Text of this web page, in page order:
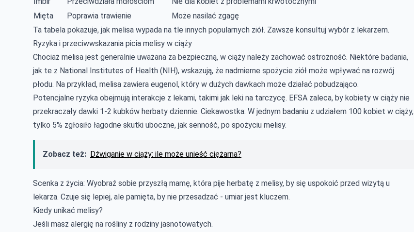
Mięta
Poprawia trawienie
Może nasilać zgagę
Ta tabela pokazuje, jak melisa wypada na tle innych popularnych ziół. Zawsze konsultuj wybór z lekarzem.
Ryzyka i przeciwwskazania picia melisy w ciąży
Chociaż melisa jest generalnie uważana za bezpieczną, w ciąży należy zachować ostrożność. Niektóre badania,
jak te z National Institutes of Health (NIH), wskazują, że nadmierne spożycie ziół może wpływać na rozwój
płodu. Na przykład, melisa zawiera eugenol, który w dużych dawkach może działać pobudzająco.
Potencjalne ryzyka obejmują interakcje z lekami, takimi jak leki na tarczycę. EFSA zaleca, by kobiety w ciąży nie
przekraczały dawki 1-2 kubków herbaty dziennie. Ciekawostka: W jednym badaniu z udziałem 100 kobiet w ciąży,
tylko 5% zgłosiło łagodne skutki uboczne, jak senność, po spożyciu melisy.
Zobacz też: Dźwiganie w ciąży: ile może unieść ciężarna?
Scenka z życia: Wyobraź sobie przyszłą mamę, która pije herbatę z melisy, by się uspokoić przed wizytą u
lekarza. Czuje się lepiej, ale pamięta, by nie przesadzać - umiar jest kluczem.
Kiedy unikać melisy?
Jeśli masz alergię na rośliny z rodziny jasnotowatych.